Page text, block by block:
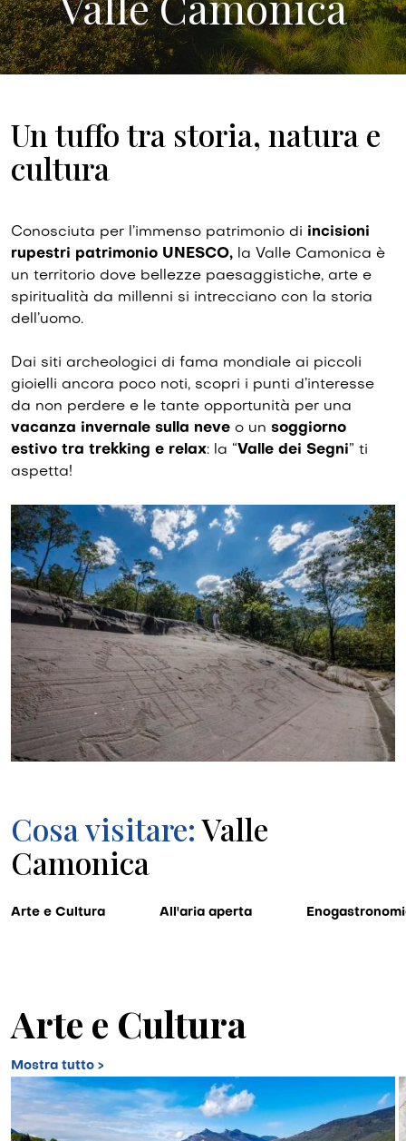
Un tuffo tra storia, natura e
cultura
Conosciuta per l’immenso patrimonio di incisioni
rupestri patrimonio UNESCO, la Valle Camonica è
un territorio dove bellezze paesaggistiche, arte e
spiritualità da millenni si intrecciano con la storia
dell’uomo.
Dai siti archeologici di fama mondiale ai piccoli
gioielli ancora poco noti, scopri i punti d’interesse
da non perdere e le tante opportunità per una
vacanza invernale sulla neve o un soggiorno
estivo tra trekking e relax: la “Valle dei Segni” ti
aspetta!
Cosa visitare:Valle
Camonica
Arte e Cultura All'aria aperta
Arte e Cultura
Mostra tutto >